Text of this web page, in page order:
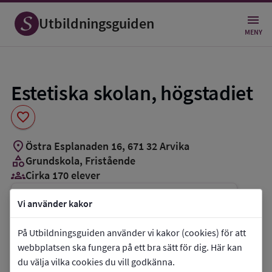
Vi använder kakor
På Utbildningsguiden använder vi kakor (cookies) för att
webbplatsen ska fungera på ett bra sätt för dig. Här kan
du välja vilka cookies du vill godkänna.
Utbildningsguiden MENY
Estetiska skolan, högstadiet
favorite
Spara
som
favorit
location_on Östra Esplanaden 16, 671 32Arvika
categoryGrundskola, Fristående
groups_3Cirka 170 elever
Vill du kontakta skolan?
phoneTelefon: 0570-80706
mail E-post: exp@estetiskaskolan.se